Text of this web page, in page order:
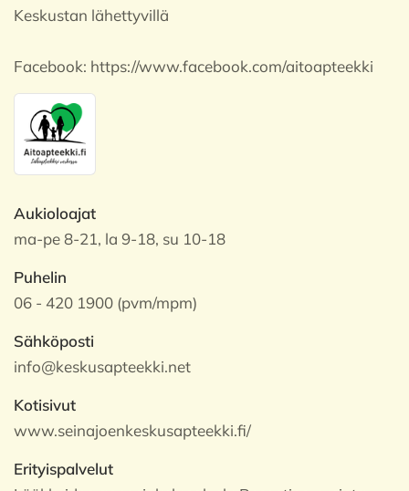
Keskustan lähettyvillä
Facebook: https://www.facebook.com/aitoapteekki
Aukioloajat
ma-pe 8-21, la 9-18, su 10-18
Puhelin
06 - 420 1900 (pvm/mpm)
Sähköposti
info@keskusapteekki.net
Kotisivut
www.seinajoenkeskusapteekki.fi/
Erityispalvelut